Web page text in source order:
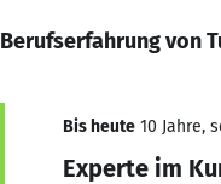
Berufserfahrung von
Bis heute 10 Jahre,
Experte im